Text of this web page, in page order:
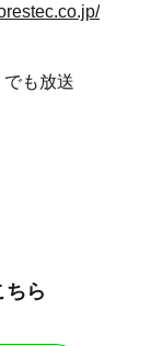
も放送
ちら